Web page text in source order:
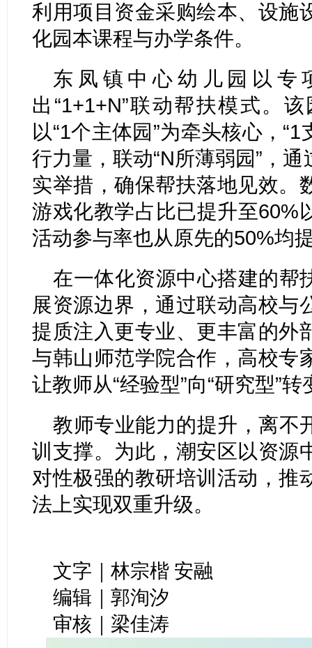
利用项目资金采购绘本、设施
化园本课程与办学条件。
东凤镇中心幼儿园以专
出“1+1+N”联动帮扶模式。
以“1个主体园”为牵头核心，
行力量，联动“N所薄弱园”，
实举措，确保帮扶落地见效。
游戏化教学占比已提升至60%
活动参与率也从原先的50%均
在一体化资源中心搭建的帮
展资源边界，通过联动高校与
提质注入更专业、更丰富的外
与韩山师范学院合作，高校专
让教师从“经验型”向“研究型”转
教师专业能力的提升，离不
训支撑。为此，潮安区以资源
对性极强的教研培训活动，推
法上实现双重升级。
文字｜林宗楷 安融
编辑｜郭洵汐
审核｜梁佳涛